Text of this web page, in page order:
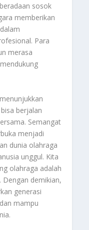
sosok
memberikan
Para
merasa
berjalan
Semangat
menjadi
dunia olahraga
unggul. Kita
olahraga adalah
Dengan demikian,
generasi
mampu